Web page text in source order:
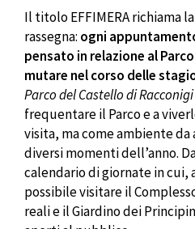
Il titolo EFFIMERA richiama
rassegna: ogni
pensato in relazione al
mutare nel corso delle
Parco del Castello di Racconigi
frequentare il Parco e a
visita, ma come ambiente
diversi momenti dell’anno.
calendario di giornate in cui,
possibile visitare il
reali e il Giardino dei